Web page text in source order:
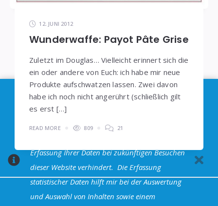
12. JUNI 2012
Wunderwaffe: Payot Pâte Grise
Zuletzt im Douglas… Vielleicht erinnert sich die
ein oder andere von Euch: ich habe mir neue
Produkte aufschwatzen lassen. Zwei davon
habe ich noch nicht angerührt (schließlich gilt
es erst […]
READ MORE 809 21
Im Sinne derDSGVO : Die Erfassung Deiner Daten
durchGoogle Analytics
Klicken auf den folgenden Link unterbinden. Es
Erfassung Ihrer Daten bei zukünftigen Besuchen
dieser Website verhindert. Die Erfassung
statistischer Daten hilft mir bei der Auswertung
und Auswahl von Inhalten sowie einem